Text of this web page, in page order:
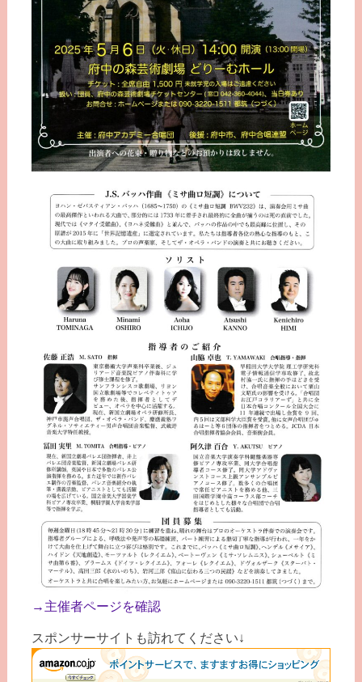
→主催者ページを確認
スポンサーサイトも訪れてください↓